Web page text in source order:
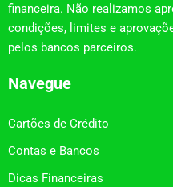
financeira. Não realizamos
condições, limites e
pelos bancos parceiros.
Navegue
Cartões de Crédito
Contas e Bancos
Dicas Financeiras